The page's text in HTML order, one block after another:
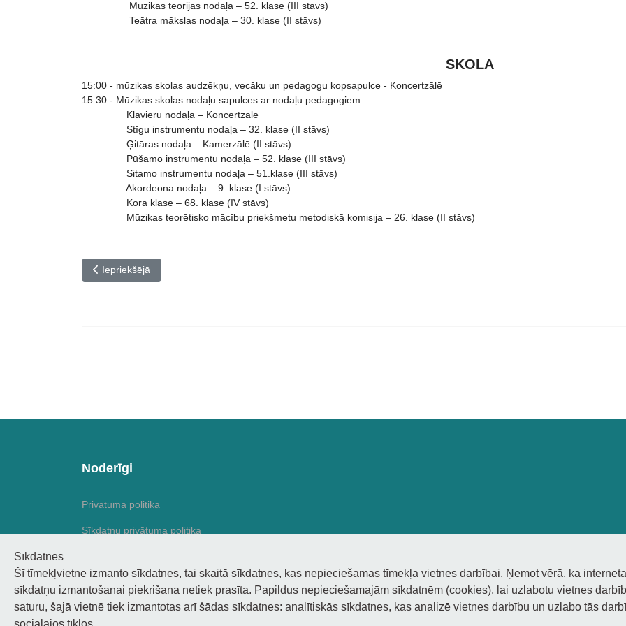
Mūzikas teorijas nodaļa – 52. klase (III stāvs)
Teātra mākslas nodaļa – 30. klase (II stāvs)
SKOLA
15:00 - mūzikas skolas audzēkņu, vecāku un pedagogu kopsapulce - Koncertzālē
15:30 - Mūzikas skolas nodaļu sapulces ar nodaļu pedagogiem:
Klavieru nodaļa – Koncertzālē
Stīgu instrumentu nodaļa – 32. klase (II stāvs)
Ģitāras nodaļa – Kamerzālē (II stāvs)
Pūšamo instrumentu nodaļa – 52. klase (III stāvs)
Sitamo instrumentu nodaļa – 51.klase (III stāvs)
Akordeona nodaļa – 9. klase (I stāvs)
Kora klase – 68. klase (IV stāvs)
Mūzikas teorētisko mācību priekšmetu metodiskā komisija – 26. klase (II stāvs)
Iepriekšējais raksts: ABSOLVENTU UN PEDAGOGU KONCERTS – Veltīts Staņislava Broka Daugavpils mūzikas
Iepriekšējā
Noderīgi
Privātuma politika
Sīkdatņu privātuma politika
Sīkdatnes
Šī tīmekļvietne izmanto sīkdatnes, tai skaitā sīkdatnes, kas nepieciešamas tīmekļa vietnes darbībai. Ņemot vērā, ka
sīkdatņu izmantošanai piekrišana netiek prasīta. Papildus nepieciešamajām sīkdatnēm (cookies), lai uzlabotu vietnes
saturu, šajā vietnē tiek izmantotas arī šādas sīkdatnes: analītiskās sīkdatnes, kas analizē vietnes darbību un uzlabo tās
sociālajos tīklos.